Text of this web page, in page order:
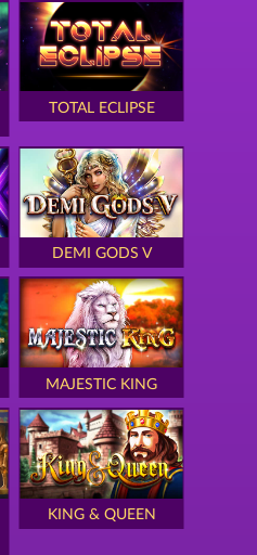
TOTAL ECLIPSE
DEMI GODS V
MAJESTIC KING
KING & QUEEN